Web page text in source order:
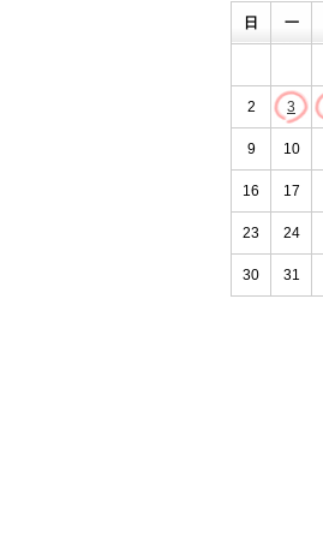
日 一
2 3
9 10
16 17
23 24
30 31